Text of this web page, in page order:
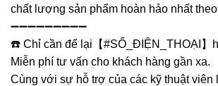
chất lượng sản phẩm hoàn hảo nhất
➖➖➖➖➖➖➖➖➖
☎️ Chỉ cần để lại【#SỐ_ĐIỆN_THOẠI】
Miễn phí tư vấn cho khách hàng gần xa.
Cùng với sự hỗ trợ của các kỹ thuật viên